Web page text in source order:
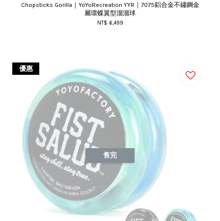
Chopsticks Gorilla｜YoYoRecreation YYR｜7075鋁合金不鏽鋼金
屬環蝶翼型溜溜球
NT$ 6,499
優惠
售完